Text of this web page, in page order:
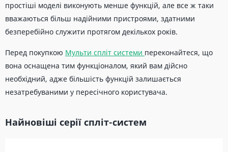
простіші моделі виконують менше функцій, але все ж таки
вважаються більш надійними пристроями, здатними
безперебійно служити протягом декількох років.
Перед покупкою Мульти спліт системи переконайтеся, що
вона оснащена тим функціоналом, який вам дійсно
необхідний, адже більшість функцій залишається
незатребуваними у пересічного користувача.
Найновіші серії спліт-систем